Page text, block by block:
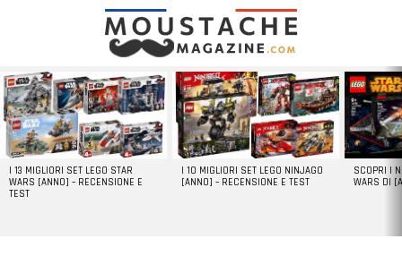
LATEST
STORIES
I 13 MIGLIORI SET LEGO STAR
WARS [ANNO] – RECENSIONE E
TEST
I 10 MIGLIORI SET LEGO NINJAGO
[ANNO] – RECENSIONE E TEST
SCOPRI I
WARS DI